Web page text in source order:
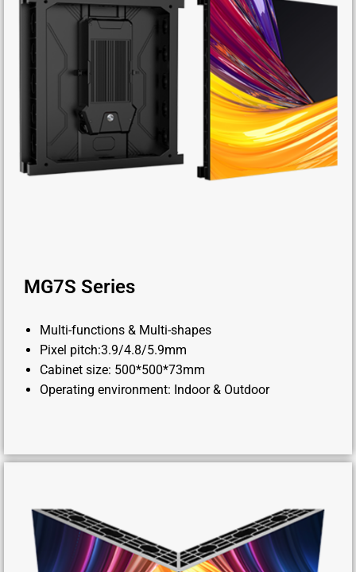
MG7S Series
Multi-functions & Multi-shapes
Pixel pitch:3.9/4.8/5.9mm
Cabinet size: 500*500*73mm
Operating environment: Indoor & Outdoor